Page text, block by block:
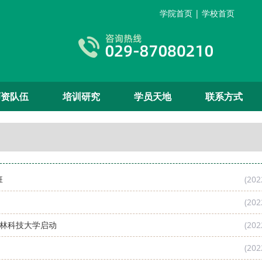
学院首页 | 学校首页
队伍 培训研究 学员天地 联系方式
科技大学启动